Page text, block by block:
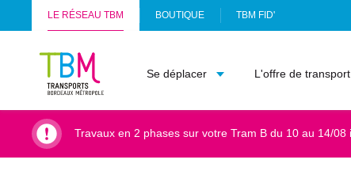
LE RÉSEAU TBM BOUTIQUE TBM FID'
V
D
Info
Accueil
Se déplacer L'offre de transport
Travaux en 2 phases sur votre Tram B du 10 au 14/08